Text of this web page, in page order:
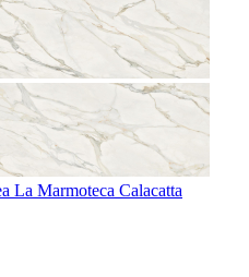
La Marmoteca Calacatta